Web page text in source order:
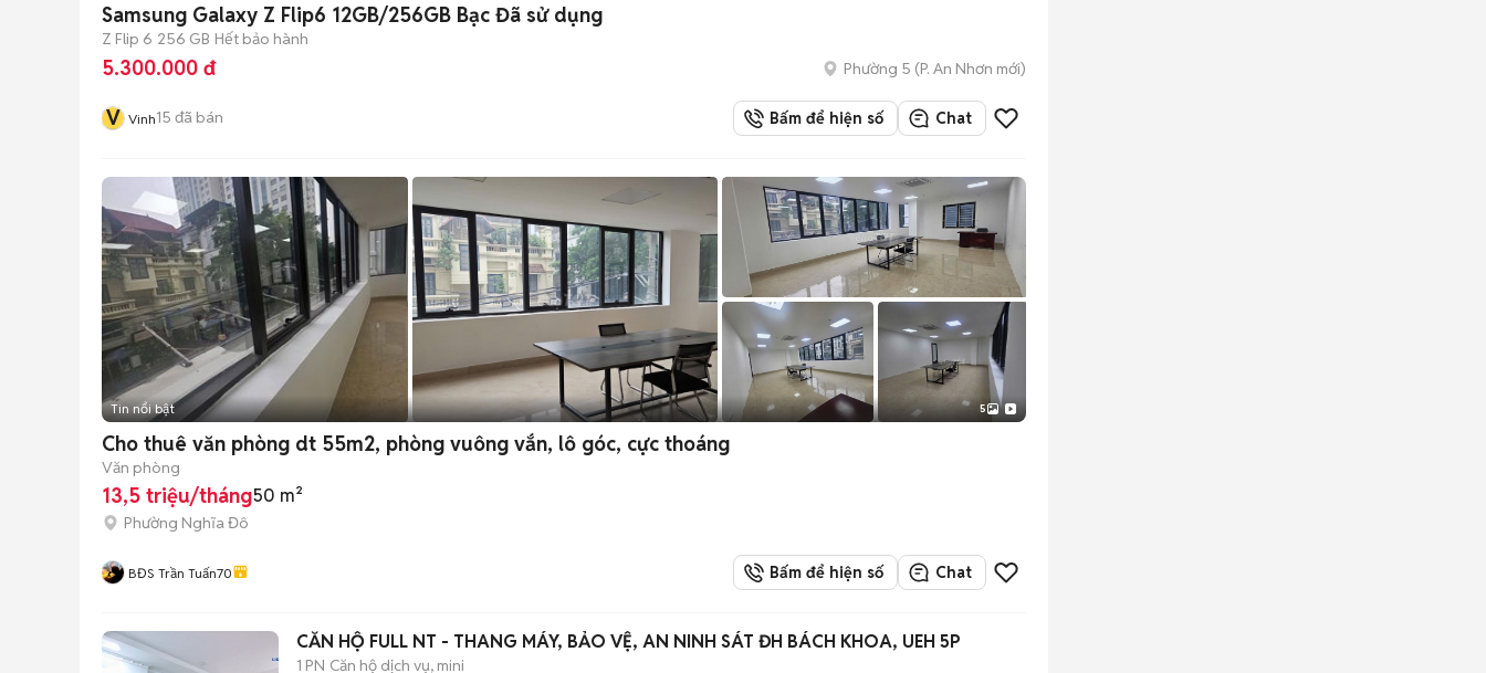
Samsung Galaxy Z Flip6 12GB/256GB Bạc Đã sử dụng
Z Flip 6 256 GB Hết bảo hành
5.300.000 đ Phường 5 (P. An Nhơn mới)
V Vinh15 đã bán Bấm để hiện số Chat
Tin nổi bật 5
Cho thuê văn phòng dt 55m2, phòng vuông vắn, lô góc, cực thoáng
Văn phòng
13,5 triệu/tháng50 m²
Phường Nghĩa Đô
BĐS Trần Tuấn70 Bấm để hiện số Chat
CĂN HỘ FULL NT - THANG MÁY, BẢO VỆ, AN NINH SÁT ĐH BÁCH KHOA, UEH 5P
1 PN Căn hộ dịch vụ, mini